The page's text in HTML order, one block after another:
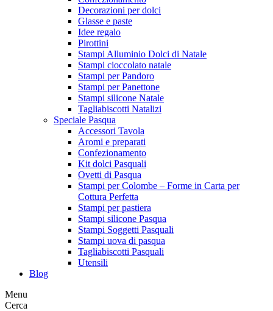
Decorazioni per dolci
Glasse e paste
Idee regalo
Pirottini
Stampi Alluminio Dolci di Natale
Stampi cioccolato natale
Stampi per Pandoro
Stampi per Panettone
Stampi silicone Natale
Tagliabiscotti Natalizi
Speciale Pasqua
Accessori Tavola
Aromi e preparati
Confezionamento
Kit dolci Pasquali
Ovetti di Pasqua
Stampi per Colombe – Forme in Carta per
Cottura Perfetta
Stampi per pastiera
Stampi silicone Pasqua
Stampi Soggetti Pasquali
Stampi uova di pasqua
Tagliabiscotti Pasquali
Utensili
Blog
Menu
Cerca